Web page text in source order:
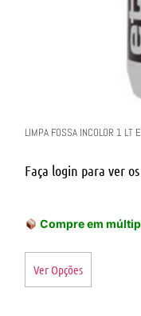
LIMPA FOSSA INCOLOR 1 LT
Faça login para ver
Compre em
Ver Opções